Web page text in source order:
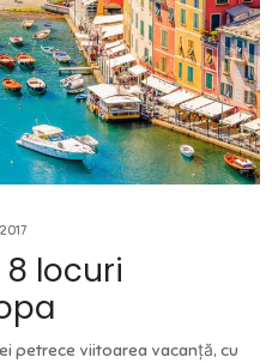
locuri
petrece viitoarea vacanță, cu